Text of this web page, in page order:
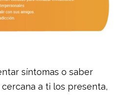
síntomas o saber
a ti los presenta,